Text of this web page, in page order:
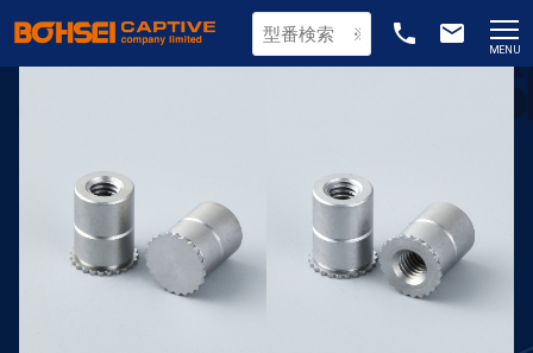
phone email
MENU